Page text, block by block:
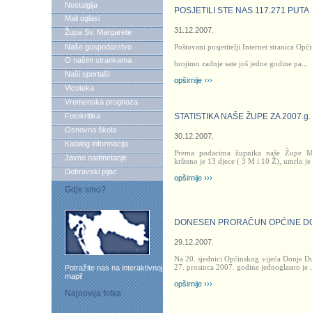
Nostalgija
Mali oglasi
Župa Sv. Margarete
Naše gospodarstvo
O našim strankama
Naši sportaši
Vicoteka
Vremenska prognoza
Fotokritika
Osnovna škola
Katalog informacija
Javno nadmetanje
Dobravski pijac
Gdje smo?
Potražite nas na interaktivnoj
mapi!
Najnovija fotka
POSJETILI STE NAS 117.271 PUTA
31.12.2007.
Poštovani posjetitelji Internet stranica
brojimo zadnje sate još jedne godine pa
opširnije ›››
STATISTIKA NAŠE ŽUPE ZA 2007.g.
30.12.2007.
Prema podacima župnika naše Župe
kršteno je 13 djece ( 3 M i 10 Ž), umrlo
opširnije ›››
DONESEN PRORAČUN OPĆINE
29.12.2007.
Na 20. sjednici Općinskog vijeća Donje
27. prosinca 2007. godine jednoglasno je
opširnije ›››